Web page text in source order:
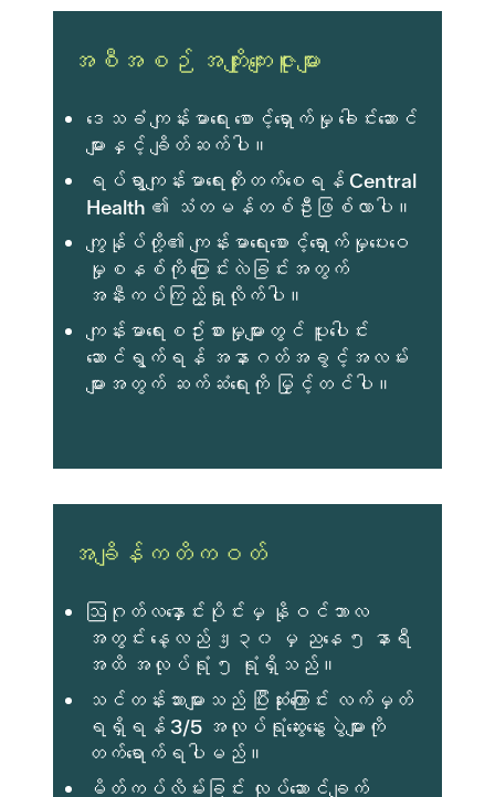
အစီအစဉ် အကျိုးကျေးဇူးများ
ဒေသခံ ကျန်းမာရေး စောင့်ရှောက်မှု ခေါင်းဆောင်
များနှင့် ချိတ်ဆက်ပါ။
ရပ်ရွာကျန်းမာရေးတိုးတက်စေရန် Central
Health ၏ သံတမန်တစ်ဦးဖြစ်လာပါ။
ကျွန်ုပ်တို့၏ ကျန်းမာရေးစောင့်ရှောက်မှုပေးဝေ
မှုစနစ်ကို ပြောင်းလဲခြင်းအတွက်
အနီးကပ်ကြည့်ရှုလိုက်ပါ။
ကျန်းမာရေးစဥ်းစားမှုများတွင် ပူးပေါင်း
ဆောင်ရွက်ရန် အနာဂတ်အခွင့်အလမ်း
များအတွက် ဆက်ဆံရေးကို မြှင့်တင်ပါ။
အချိန်ကတိကဝတ်
ဩဂုတ်လနှောင်းပိုင်းမှ နိုဝင်ဘာလ
အတွင်း နေ့လည် ၂း၃၀ မှ ညနေ ၅ နာရီ
အထိ အလုပ်ရုံ ၅ ရုံရှိသည်။
သင်တန်းသားများသည် ပြီးဆုံးကြောင်း လက်မှတ်
ရရှိရန် 3/5 အလုပ်ရုံဆွေးနွေးပွဲများကို
တက်ရောက်ရပါမည်။
မိတ်ကပ်လိမ်းခြင်း လုပ်ဆောင်ချက်